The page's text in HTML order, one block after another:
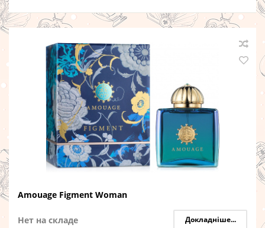
Amouage Figment Woman
Нет на складе Докладніше...